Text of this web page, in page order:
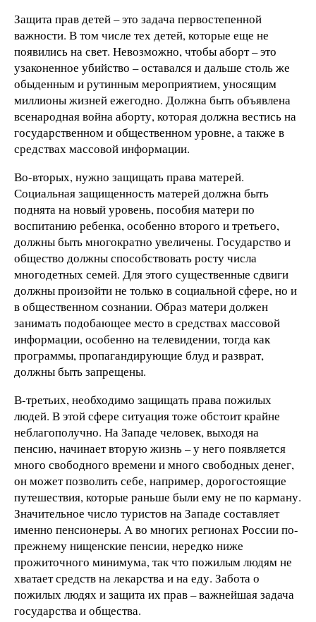
Защита прав детей – это задача первостепенной
важности. В том числе тех детей, которые еще не
появились на свет. Невозможно, чтобы аборт – это
узаконенное убийство – оставался и дальше столь же
обыденным и рутинным мероприятием, уносящим
миллионы жизней ежегодно. Должна быть объявлена
всенародная война аборту, которая должна вестись на
государственном и общественном уровне, а также в
средствах массовой информации.
Во-вторых, нужно защищать права матерей.
Социальная защищенность матерей должна быть
поднята на новый уровень, пособия матери по
воспитанию ребенка, особенно второго и третьего,
должны быть многократно увеличены. Государство и
общество должны способствовать росту числа
многодетных семей. Для этого существенные сдвиги
должны произойти не только в социальной сфере, но и
в общественном сознании. Образ матери должен
занимать подобающее место в средствах массовой
информации, особенно на телевидении, тогда как
программы, пропагандирующие блуд и разврат,
должны быть запрещены.
В-третьих, необходимо защищать права пожилых
людей. В этой сфере ситуация тоже обстоит крайне
неблагополучно. На Западе человек, выходя на
пенсию, начинает вторую жизнь – у него появляется
много свободного времени и много свободных денег,
он может позволить себе, например, дорогостоящие
путешествия, которые раньше были ему не по карману.
Значительное число туристов на Западе составляет
именно пенсионеры. А во многих регионах России по-
прежнему нищенские пенсии, нередко ниже
прожиточного минимума, так что пожилым людям не
хватает средств на лекарства и на еду. Забота о
пожилых людях и защита их прав – важнейшая задача
государства и общества.